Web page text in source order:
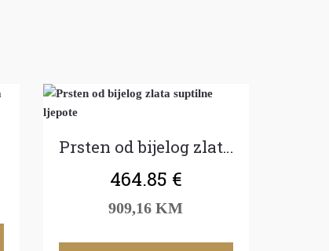
Prsten od bijelog zlata suptilne ljepote
464.85 €
909,16 KM